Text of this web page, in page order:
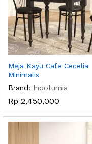
Meja Kayu Cafe Cecelia
Minimalis
Brand: Indofurnia
Rp 2,450,000